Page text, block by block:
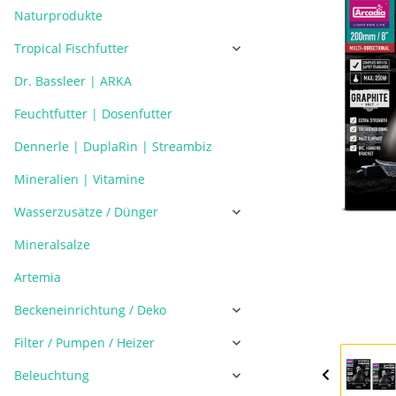
Naturprodukte
Tropical Fischfutter
Dr. Bassleer | ARKA
Feuchtfutter | Dosenfutter
Dennerle | DuplaRin | Streambiz
Mineralien | Vitamine
Wasserzusätze / Dünger
Mineralsalze
Artemia
Beckeneinrichtung / Deko
Filter / Pumpen / Heizer
Beleuchtung